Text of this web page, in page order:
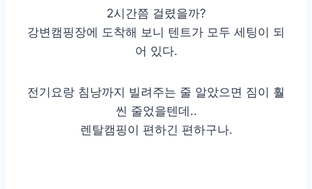
2시간쯤 걸렸을까?
강변캠핑장에 도착해 보니 텐트가 모두 세팅이 되
어 있다.
전기요랑 침낭까지 빌려주는 줄 알았으면 짐이 훨
씬 줄었을텐데..
렌탈캠핑이 편하긴 편하구나.